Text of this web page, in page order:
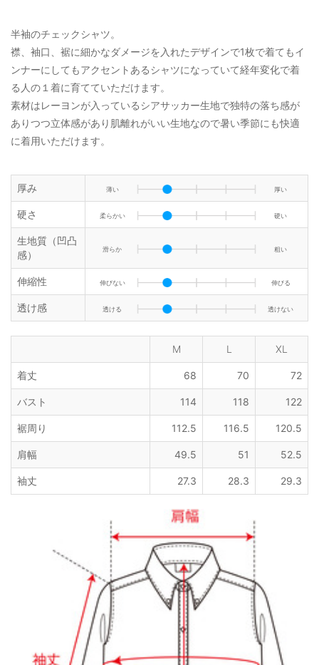
半袖のチェックシャツ。
襟、袖口、裾に細かなダメージを入れたデザインで1枚で着てもイ
ンナーにしてもアクセントあるシャツになっていて経年変化で着
る人の１着に育てていただけます。
素材はレーヨンが入っているシアサッカー生地で独特の落ち感が
ありつつ立体感があり肌離れがいい生地なので暑い季節にも快適
に着用いただけます。
厚み 薄い 厚い
硬さ 柔らかい 硬い
生地質（凹凸
感）
滑らか 粗い
伸縮性 伸びない 伸びる
透け感 透ける 透けない
M L XL
着丈 68 70 72
バスト 114 118 122
裾周り 112.5 116.5 120.5
肩幅 49.5 51 52.5
袖丈 27.3 28.3 29.3